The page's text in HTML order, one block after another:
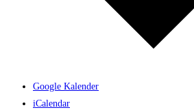
Google Kalender
iCalendar